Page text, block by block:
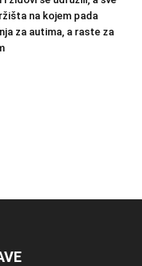
na kojem pada
za autima, a raste za